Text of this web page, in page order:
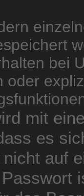
bei
oder
mit
es
auf